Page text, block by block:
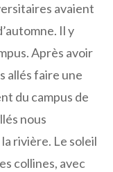
avaient
Il y
Après avoir
allés faire une
du campus de
nous
rivière. Le soleil
collines, avec